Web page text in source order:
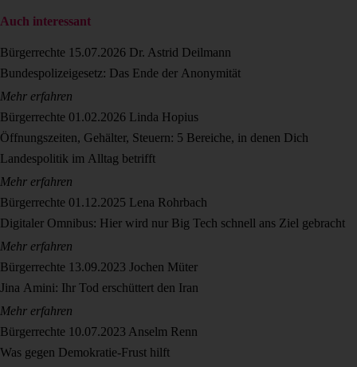
Auch interessant
Bürgerrechte 15.07.2026 Dr. Astrid Deilmann
Bundespolizeigesetz: Das Ende der Anonymität
Mehr erfahren
Bürgerrechte 01.02.2026 Linda Hopius
Öffnungszeiten, Gehälter, Steuern: 5 Bereiche, in denen Dich
Landespolitik im Alltag betrifft
Mehr erfahren
Bürgerrechte 01.12.2025 Lena Rohrbach
Digitaler Omnibus: Hier wird nur Big Tech schnell ans Ziel gebracht
Mehr erfahren
Bürgerrechte 13.09.2023 Jochen Müter
Jina Amini: Ihr Tod erschüttert den Iran
Mehr erfahren
Bürgerrechte 10.07.2023 Anselm Renn
Was gegen Demokratie-Frust hilft